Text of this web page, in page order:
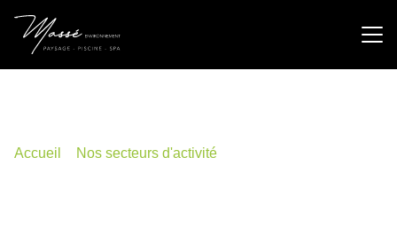
Accueil Nos secteurs d'activité